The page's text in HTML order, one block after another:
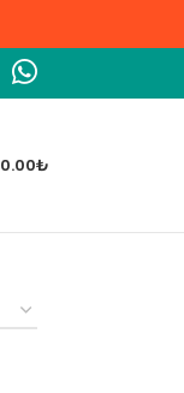
0.00₺